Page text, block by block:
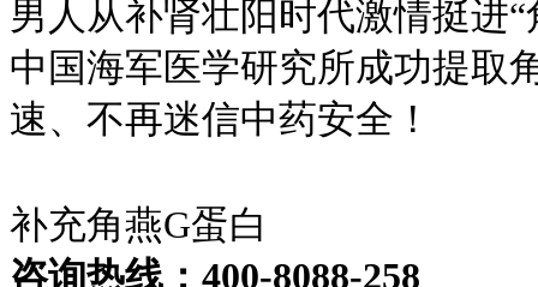
男人从补肾壮阳时代激情挺进
中国海军医学研究所成功提取
速、不再迷信中药安全！
补充角燕G蛋白
咨询热线：400-8088-258